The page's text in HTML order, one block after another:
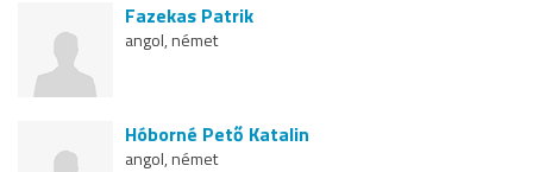
Fazekas Patrik
angol, német
Hóborné Pető Katalin
angol, német